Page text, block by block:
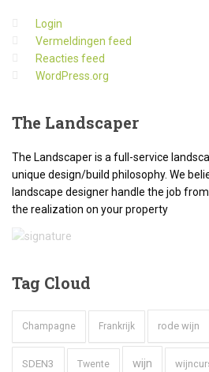
Login
Vermeldingen feed
Reacties feed
WordPress.org
The Landscaper
The Landscaper is a full-service
unique design/build philosophy. We
landscape designer handle the job
the realization on your property
Tag Cloud
Champagne Frankrijk rode wijn
SDEN3 Twente wijn